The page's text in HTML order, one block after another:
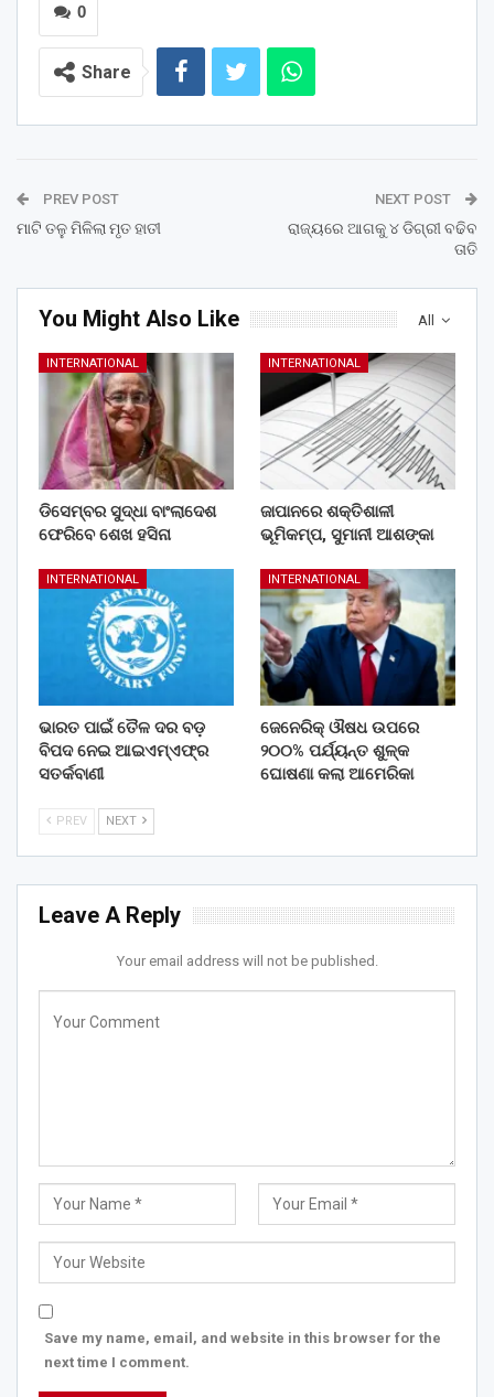
0
Share
PREV POST
ମାଟି ତଳୁ ମିଳିଲା ମୃତ ହାତୀ
NEXT POST
ରାଜ୍ୟରେ ଆଗକୁ ୪ ଡିଗ୍ରୀ ବଢିବ
ତାତି
All
You Might Also Like
INTERNATIONAL
ଡିସେମ୍ବର ସୁଦ୍ଧା ବାଂଲାଦେଶ
ଫେରିବେ ଶେଖ ହସିନା
INTERNATIONAL
ଜାପାନରେ ଶକ୍ତିଶାଳୀ
ଭୂମିକମ୍ପ, ସୁମାନୀ ଆଶଙ୍କା
INTERNATIONAL
ଭାରତ ପାଇଁ ତୈଳ ଦର ବଡ଼
ବିପଦ ନେଇ ଆଇଏମ୍‌ଏଫ୍‌ର
ସତର୍କବାଣୀ
INTERNATIONAL
ଜେନେରିକ୍ ଔଷଧ ଉପରେ
୨୦୦% ପର୍ଯ୍ୟନ୍ତ ଶୁଳ୍କ
ଘୋଷଣା କଲା ଆମେରିକା
PREV NEXT
Leave A Reply
Your email address will not be published.
Save my name, email, and website in this browser for the
next time I comment.